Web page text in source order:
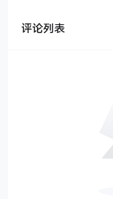
评论列表